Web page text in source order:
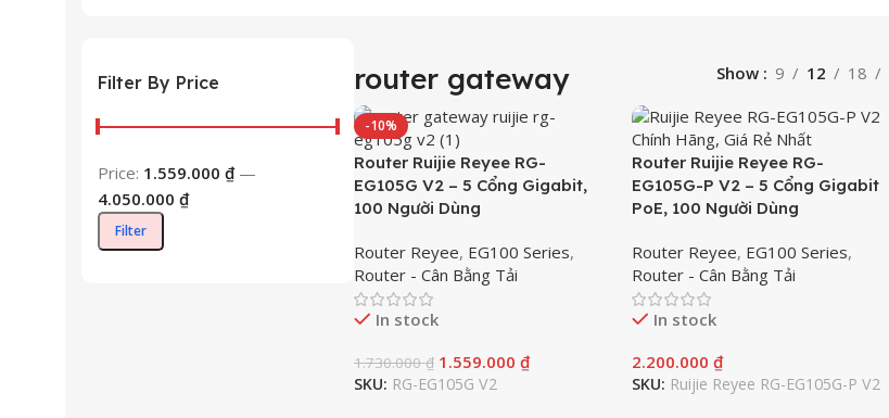
Filter By Price
Filter
Price: 1.559.000 ₫—
4.050.000 ₫
router gateway Show 9 12 18
-10%
Router Ruijie Reyee RG-
EG105G V2 – 5 Cổng Gigabit,
100 Người Dùng
Router Reyee, EG100 Series,
Router - Cân Bằng Tải
In stock
1.730.000₫ 1.559.000 ₫
SKU: RG-EG105G V2
Router Ruijie Reyee RG-
EG105G-P V2 – 5 Cổng Gigabit
PoE, 100 Người Dùng
Router Reyee, EG100 Series,
Router - Cân Bằng Tải
In stock
2.200.000 ₫
SKU: Ruijie Reyee RG-EG105G-P V2